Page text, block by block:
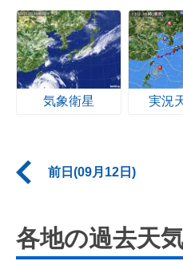
気象衛星 実況
前日(09月12日)
各地の過去天